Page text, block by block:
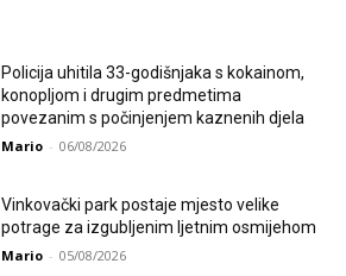
Policija uhitila 33-godišnjaka s kokainom,
konopljom i drugim predmetima
povezanim s počinjenjem kaznenih djela
Mario - 06/08/2026
Vinkovački park postaje mjesto velike
potrage za izgubljenim ljetnim osmijehom
Mario - 05/08/2026